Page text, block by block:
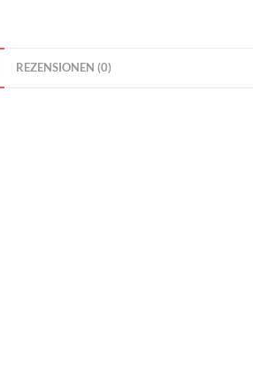
REZENSIONEN (0)